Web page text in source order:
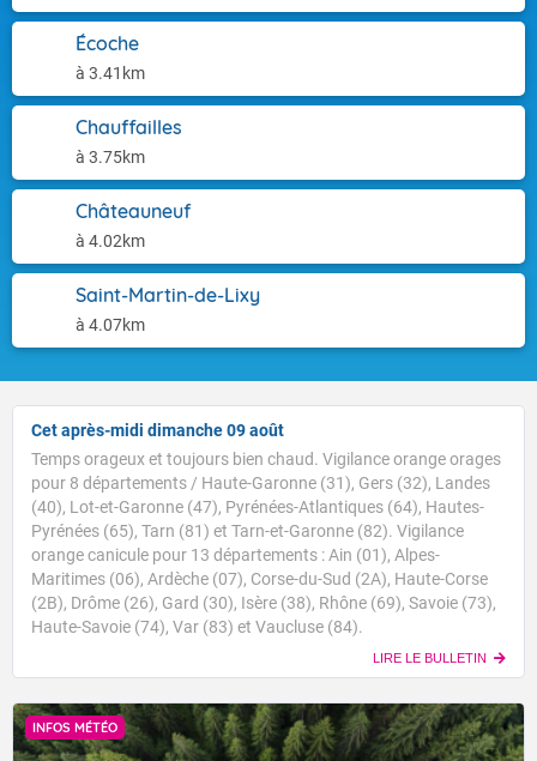
Écoche
à 3.41km
Chauffailles
à 3.75km
Châteauneuf
à 4.02km
Saint-Martin-de-Lixy
à 4.07km
Cet après-midi dimanche 09 août
Temps orageux et toujours bien chaud. Vigilance orange orages
pour 8 départements / Haute-Garonne (31), Gers (32), Landes
(40), Lot-et-Garonne (47), Pyrénées-Atlantiques (64), Hautes-
Pyrénées (65), Tarn (81) et Tarn-et-Garonne (82). Vigilance
orange canicule pour 13 départements : Ain (01), Alpes-
Maritimes (06), Ardèche (07), Corse-du-Sud (2A), Haute-Corse
(2B), Drôme (26), Gard (30), Isère (38), Rhône (69), Savoie (73),
Haute-Savoie (74), Var (83) et Vaucluse (84).
LIRE LE BULLETIN
INFOS MÉTÉO